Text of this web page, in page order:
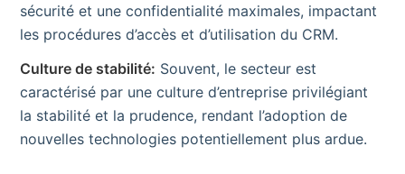
sécurité et une confidentialité maximales, impactant
les procédures d’accès et d’utilisation du CRM.
Culture de stabilité: Souvent, le secteur est
caractérisé par une culture d’entreprise privilégiant
la stabilité et la prudence, rendant l’adoption de
nouvelles technologies potentiellement plus ardue.